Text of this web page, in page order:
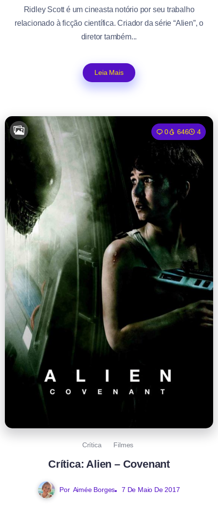
Ridley Scott é um cineasta notório por seu trabalho
relacionado à ficção científica. Criador da série “Alien”, o
diretor também...
Leia Mais
0 646 4
Crítica Filmes
Crítica: Alien – Covenant
Por Aimée Borges 7 De Maio De 2017